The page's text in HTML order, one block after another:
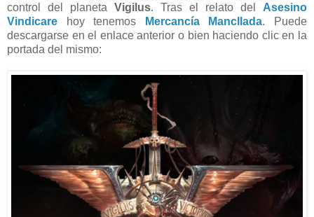
control del planeta Vigilus. Tras el relato del Asesino
Vindicare hoy tenemos Mercancía Mancllada. Puede
descargarse en el enlace anterior o bien haciendo clic en la
portada del mismo: